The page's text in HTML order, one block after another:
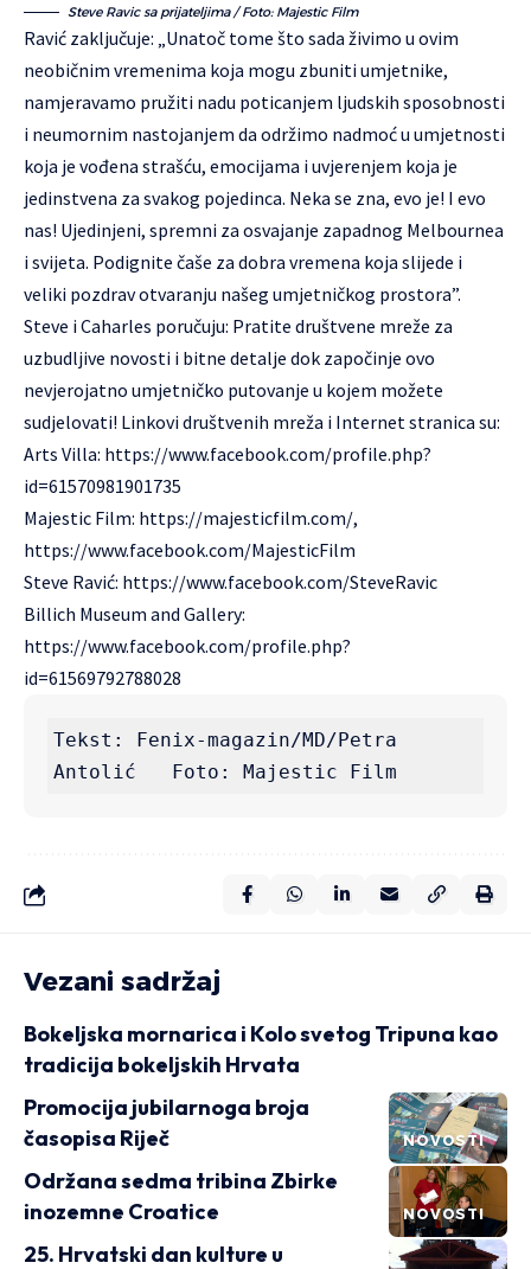
Steve Ravic sa prijateljima / Foto: Majestic Film
Ravić zaključuje: „Unatoč tome što sada živimo u ovim
neobičnim vremenima koja mogu zbuniti umjetnike,
namjeravamo pružiti nadu poticanjem ljudskih sposobnosti
i neumornim nastojanjem da održimo nadmoć u umjetnosti
koja je vođena strašću, emocijama i uvjerenjem koja je
jedinstvena za svakog pojedinca. Neka se zna, evo je! I evo
nas! Ujedinjeni, spremni za osvajanje zapadnog Melbournea
i svijeta. Podignite čaše za dobra vremena koja slijede i
veliki pozdrav otvaranju našeg umjetničkog prostora”.
Steve i Caharles poručuju: Pratite društvene mreže za
uzbudljive novosti i bitne detalje dok započinje ovo
nevjerojatno umjetničko putovanje u kojem možete
sudjelovati! Linkovi društvenih mreža i Internet stranica su:
Arts Villa: https://www.facebook.com/profile.php?
id=61570981901735
Majestic Film: https://majesticfilm.com/,
https://www.facebook.com/MajesticFilm
Steve Ravić: https://www.facebook.com/SteveRavic
Billich Museum and Gallery:
https://www.facebook.com/profile.php?
id=61569792788028
Tekst: Fenix-magazin/MD/Petra
Antolić   Foto: Majestic Film
Vezani sadržaj
Bokeljska mornarica i Kolo svetog Tripuna kao
tradicija bokeljskih Hrvata
NOVOSTI
Promocija jubilarnoga broja
časopisa Riječ
NOVOSTI
Održana sedma tribina Zbirke
inozemne Croatice
25. Hrvatski dan kulture u